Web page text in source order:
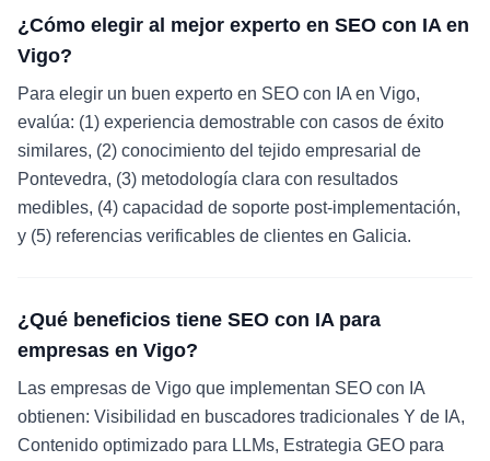
¿Cómo elegir al mejor experto en SEO con IA en
Vigo?
Para elegir un buen experto en SEO con IA en Vigo,
evalúa: (1) experiencia demostrable con casos de éxito
similares, (2) conocimiento del tejido empresarial de
Pontevedra, (3) metodología clara con resultados
medibles, (4) capacidad de soporte post-implementación,
y (5) referencias verificables de clientes en Galicia.
¿Qué beneficios tiene SEO con IA para
empresas en Vigo?
Las empresas de Vigo que implementan SEO con IA
obtienen: Visibilidad en buscadores tradicionales Y de IA,
Contenido optimizado para LLMs, Estrategia GEO para